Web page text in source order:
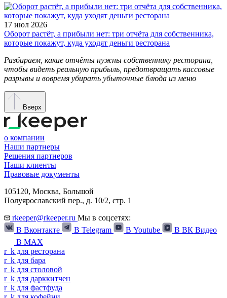
17 июл 2026
Оборот растёт, а прибыли нет: три отчёта для собственника,
которые покажут, куда уходят деньги ресторана
Разбираем, какие отчёты нужны собственнику ресторана,
чтобы видеть реальную прибыль, предотвращать кассовые
разрывы и вовремя убирать убыточные блюда из меню
Вверх
о компании
Наши партнеры
Решения партнеров
Наши клиенты
Правовые документы
105120, Москва, Большой
Полуярославский пер., д. 10/2, стр. 1
rkeeper@rkeeper.ru Мы в соцсетях:
В Вконтакте
В Telegram В Youtube
В ВК Видео
В MAX
r_ k для ресторана
r_ k для бара
r_ k для столовой
r_ k для дарккитчен
r_ k для фастфуда